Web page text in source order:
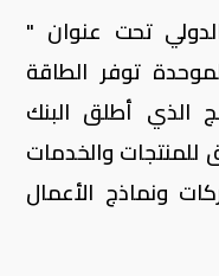
تحت عنوان "
توفر الطاقة
الذي أطلق البنك
للمنتجات والخدمات
ونماذج الأعمال